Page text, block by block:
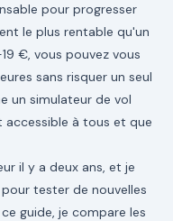
pour progresser
le plus rentable qu'un
€, vous pouvez vous
sans risquer un seul
un simulateur de vol
à tous et que
il y a deux ans, et je
tester de nouvelles
guide, je compare les